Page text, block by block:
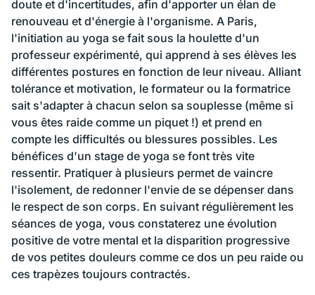
doute et d'incertitudes, afin d'apporter un élan de
renouveau et d'énergie à l'organisme. A Paris,
l'initiation au yoga se fait sous la houlette d'un
professeur expérimenté, qui apprend à ses élèves les
différentes postures en fonction de leur niveau. Alliant
tolérance et motivation, le formateur ou la formatrice
sait s'adapter à chacun selon sa souplesse (même si
vous êtes raide comme un piquet !) et prend en
compte les difficultés ou blessures possibles. Les
bénéfices d'un stage de yoga se font très vite
ressentir. Pratiquer à plusieurs permet de vaincre
l'isolement, de redonner l'envie de se dépenser dans
le respect de son corps. En suivant régulièrement les
séances de yoga, vous constaterez une évolution
positive de votre mental et la disparition progressive
de vos petites douleurs comme ce dos un peu raide ou
ces trapèzes toujours contractés.